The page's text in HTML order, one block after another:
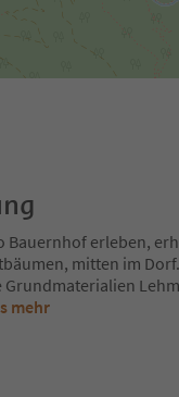
Bauernhof erleben,
mitten im
Grundmaterialien
mehr